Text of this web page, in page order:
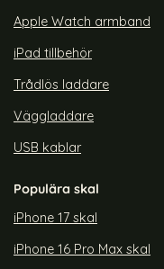
Apple Watch armband
iPad tillbehör
Trådlös laddare
Väggladdare
USB kablar
Populära skal
iPhone 17 skal
iPhone 16 Pro Max skal